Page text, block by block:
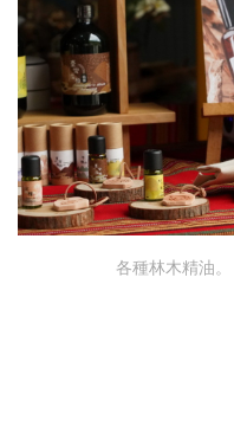
各種林木精油